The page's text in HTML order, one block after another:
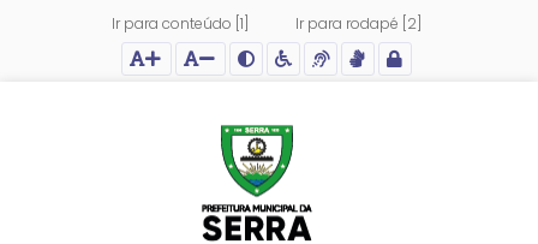
Ir para conteúdo [1] Ir para rodapé [2]
Ação para aumentar tamanho da fonte do site
Ação para diminuir tamanho da fonte do site
Ação para aplicar auto contraste no site
Acessar página sobre acessibilidade do site
Acessar página sobre NVDA - Leitor de Tela
Acessar página sobre VLibras - Tradutor de
Acessar Intranet